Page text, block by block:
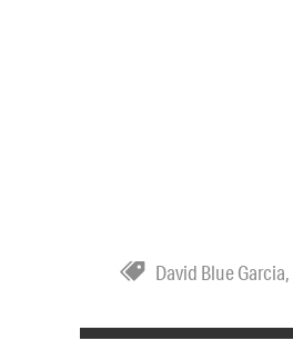
David Blue Garcia,